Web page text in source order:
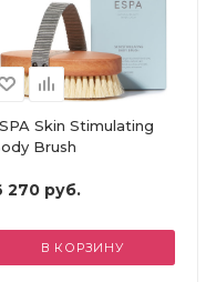
Skin Stimulating
Brush
270руб.
В КОРЗИНУ